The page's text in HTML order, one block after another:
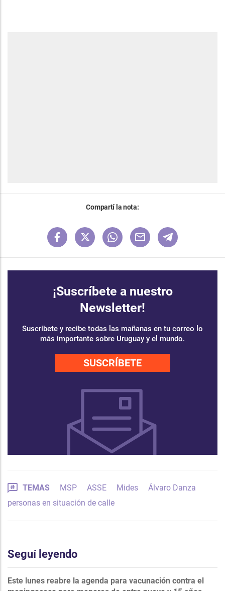
Compartí la nota:
¡Suscríbete a nuestro
Newsletter!
Suscríbete y recibe todas las mañanas en tu correo lo
más importante sobre Uruguay y el mundo.
SUSCRÍBETE
TEMAS MSP ASSE Mides
Álvaro Danza
personas en situación de calle
Seguí leyendo
Este lunes reabre la agenda para vacunación contra el